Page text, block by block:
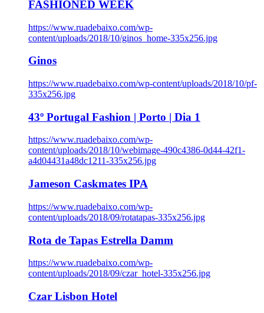
FASHIONED WEEK
https://www.ruadebaixo.com/wp-
content/uploads/2018/10/ginos_home-335x256.jpg
Ginos
https://www.ruadebaixo.com/wp-content/uploads/2018/10/pf-
335x256.jpg
43º Portugal Fashion | Porto | Dia 1
https://www.ruadebaixo.com/wp-
content/uploads/2018/10/webimage-490c4386-0d44-42f1-
a4d04431a48dc1211-335x256.jpg
Jameson Caskmates IPA
https://www.ruadebaixo.com/wp-
content/uploads/2018/09/rotatapas-335x256.jpg
Rota de Tapas Estrella Damm
https://www.ruadebaixo.com/wp-
content/uploads/2018/09/czar_hotel-335x256.jpg
Czar Lisbon Hotel